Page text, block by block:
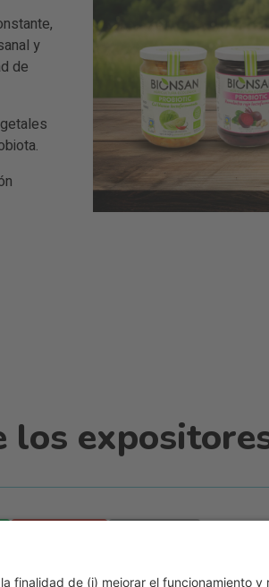
y
de
los